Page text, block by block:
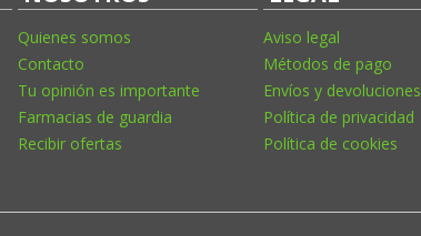
Quienes somos
Contacto
Tu opinión es importante
Farmacias de guardia
Recibir ofertas
Aviso legal
Métodos de pago
Envíos y devoluciones
Política de privacidad
Política de cookies